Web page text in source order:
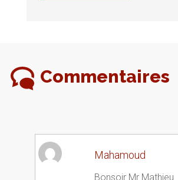
Commentaires
Mahamoud
Bonsoir Mr Mathieu